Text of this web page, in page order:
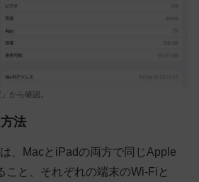
から確認。
法
、MacとiPadの両方で同じApple
こと、それぞれの端末のWi-Fiと